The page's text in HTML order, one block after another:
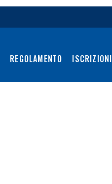
REGOLAMENTO ISCRIZIONI